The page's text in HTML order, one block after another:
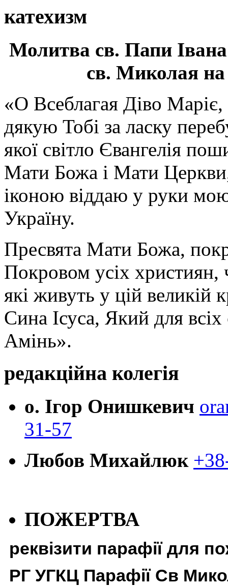
катехизм
Молитва св. Папи
св. Миколая на
«О Всеблагая Діво
дякую Тобі за ласку
якої світло Євангелія
Мати Божа і Мати
іконою віддаю у руки
Україну.
Пресвята Мати Божа,
Покровом усіх християн,
які живуть у цій великій
Сина Ісуса, Який для
Амінь».
редакційна колегія
о. Ігор Онишкевич
31-57
Любов Михайлюк
ПОЖЕРТВА
реквізити парафії для
РГ УГКЦ Парафії Св